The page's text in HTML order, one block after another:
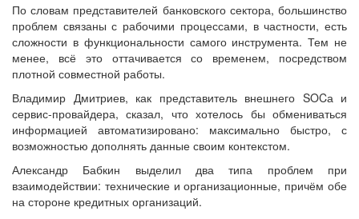
По словам представителей банковского сектора, большинство
проблем связаны с рабочими процессами, в частности, есть
сложности в функциональности самого инструмента. Тем не
менее, всё это оттачивается со временем, посредством
плотной совместной работы.
Владимир Дмитриев, как представитель внешнего SOCа и
сервис-провайдера, сказал, что хотелось бы обмениваться
информацией автоматизировано: максимально быстро, с
возможностью дополнять данные своим контекстом.
Александр Бабкин выделил два типа проблем при
взаимодействии: технические и организационные, причём обе
на стороне кредитных организаций.